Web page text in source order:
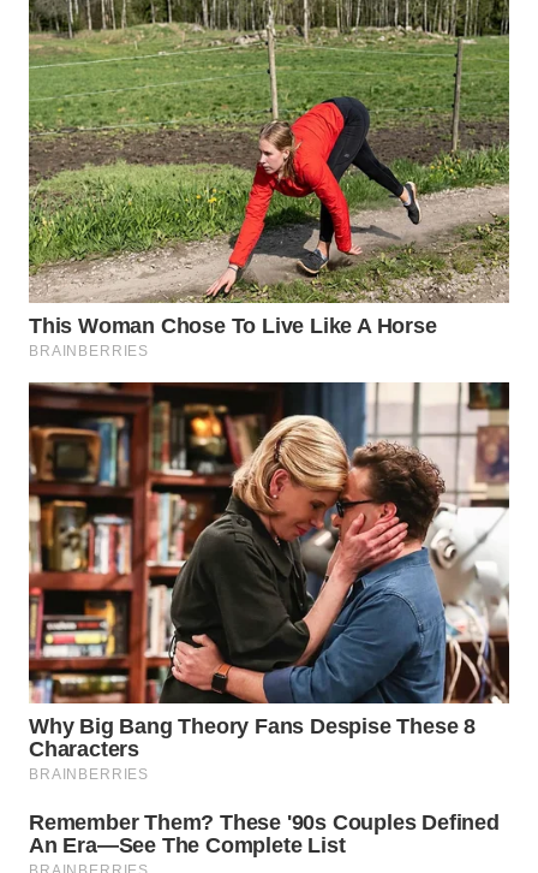
WN
SURABAYA
WN
NATUNA
WN
BINTAN
WN
MANDALIKA
WN
LIKUPANG
WN
LABUANBAJO
WN
BORNEO
Wahana
Media
Group
WAHANA
WAHANA